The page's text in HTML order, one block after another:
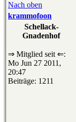
Nach oben
krammofoon
Schellack-
Gnadenhof
⇒ Mitglied seit ⇐:
Mo Jun 27 2011,
20:47
Beiträge: 1211